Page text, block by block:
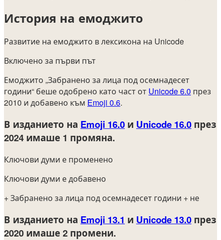
История на емоджито
Развитие на емоджито в лексикона на Unicode
Включено за първи път
Емоджито „Забранено за лица под осемнадесет
години“ беше одобрено като част от Unicode 6.0 през
2010 и добавено към Emoji 0.6.
В изданието на Emoji 16.0 и Unicode 16.0 през
2024 имаше 1 промяна.
Ключови думи е променено
Ключови думи е добавено
+ Забранено за лица под осемнадесет години + не
В изданието на Emoji 13.1 и Unicode 13.0 през
2020 имаше 2 промени.